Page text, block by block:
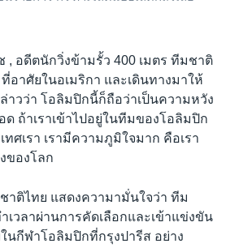
อดีตนักวิ่งข้ามรั้ว 400 เมตร ทีมชาติ
อาศัยในอเมริกา และเดินทางมาให้
าวว่า โอลิมปิกนี้ก็ถือว่าเป็นความหวัง
ถ้าเราเข้าไปอยู่ในทีมของโอลิมปิก
ทศเรา เรามีความภูมิใจมาก คือเรา
ของโลก
าติไทย แสดงความามั่นใจว่า ทีม
เวลาผ่านการคัดเลือกและเข้าแข่งขัน
นกีฬาโอลิมปิกที่กรุงปารีส อย่าง